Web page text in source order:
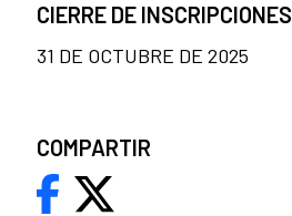
CIERRE DE INSCRIPCIONES
31 DE OCTUBRE DE 2025
COMPARTIR